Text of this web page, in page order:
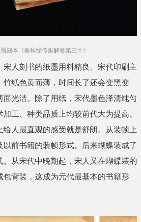
刻本《春秋经传集解卷第三十》
宋人刻书的纸墨用料精良。宋代印刷主
竹纸色黄而薄，时间长了还会变黑变
面光洁。除了用纸，宋代墨色泽清纯匀
工、种类品质上均较前代大为提高、
人最直观的感受就是舒朗。从装帧上
前书籍的装帧形式。后来蝴蝶装成了
。从宋代中晚期起，宋人又在蝴蝶装的
包背装，这成为元代最基本的书籍形